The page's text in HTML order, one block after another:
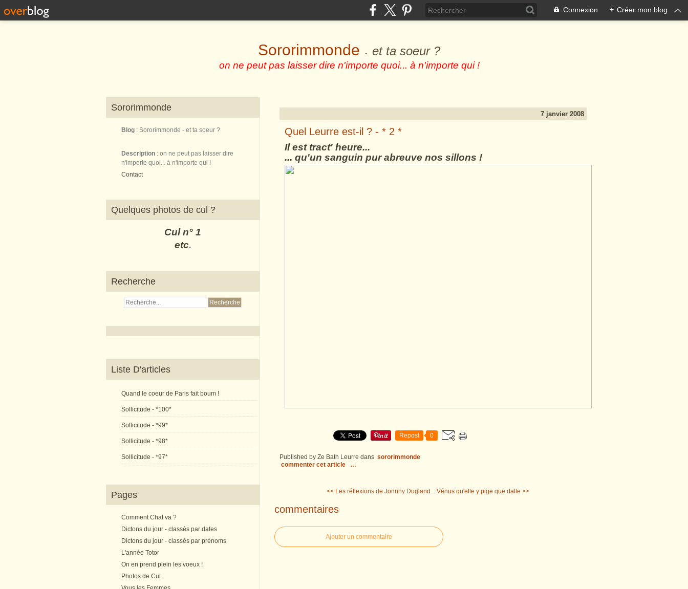
Connexion + Créer mon blog
Sororimmonde - et ta soeur ?
on ne peut pas laisser dire n'importe quoi... à n'importe qui !
Sororimmonde
Blog : Sororimmonde - et ta soeur ?
Description : on ne peut pas laisser dire
n'importe quoi... à n'importe qui !
Contact
Quelques photos de cul ?
Cul n° 1
etc.
Recherche
Liste D'articles
Quand le coeur de Paris fait boum !
Sollicitude - *100*
Sollicitude - *99*
Sollicitude - *98*
Sollicitude - *97*
Pages
Comment Chat va ?
Dictons du jour - classés par dates
Dictons du jour - classés par prénoms
L'année Totor
On en prend plein les voeux !
Photos de Cul
7 janvier 2008
Quel Leurre est-il ? - * 2 *
Il est tract' heure...
... qu'un sanguin pur abreuve nos sillons !
Repost 0
Published by Ze Bath Leurre dans sororimmonde
commenter cet article
…
<< Les réflexions de Jonnhy Dugland... Vénus qu'elle y pige que dalle >>
commentaires
Ajouter un commentaire